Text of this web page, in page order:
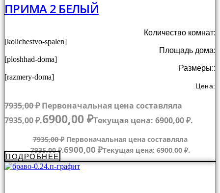
ПРИМА 2 БЕЛЫЙ
Количество комнат:
[kolichestvo-spalen]
Площадь дома:
[ploshhad-doma]
Размеры::
[razmery-doma]
Цена:
7935,00₽ Первоначальная цена составляла
7935,00 ₽.6900,00₽Текущая цена: 6900,00 ₽.
7935,00₽ Первоначальная цена составляла
7935,00 ₽.6900,00 ₽Текущая цена: 6900,00 ₽.
ПОДРОБНЕЕ